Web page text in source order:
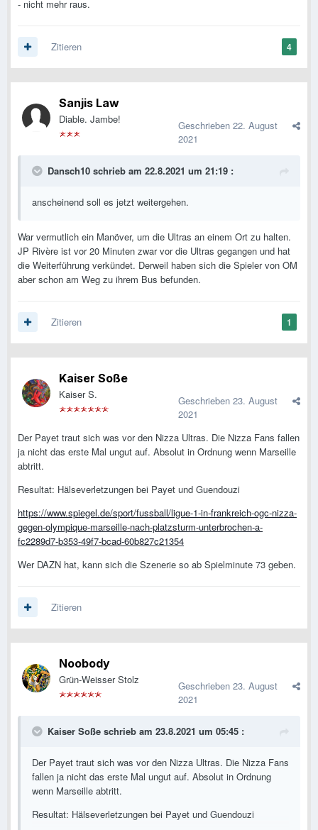
- nicht mehr raus.
4
Zitieren
Sanjis Law
Diable. Jambe! Geschrieben 22. August
2021
Dansch10 schrieb am 22.8.2021 um 21:19 :
anscheinend soll es jetzt weitergehen.
War vermutlich ein Manöver, um die Ultras an einem Ort zu halten.
JP Rivère ist vor 20 Minuten zwar vor die Ultras gegangen und hat
die Weiterführung verkündet. Derweil haben sich die Spieler von OM
aber schon am Weg zu ihrem Bus befunden.
1
Zitieren
Kaiser Soße
Kaiser S. Geschrieben 23. August
2021
Der Payet traut sich was vor den Nizza Ultras. Die Nizza Fans fallen
ja nicht das erste Mal ungut auf. Absolut in Ordnung wenn Marseille
abtritt.
Resultat: Hälseverletzungen bei Payet und Guendouzi
https://www.spiegel.de/sport/fussball/ligue-1-in-frankreich-ogc-nizza-
gegen-olympique-marseille-nach-platzsturm-unterbrochen-a-
fc2289d7-b353-49f7-bcad-60b827c21354
Wer DAZN hat, kann sich die Szenerie so ab Spielminute 73 geben.
Zitieren
Noobody
Grün-Weisser Stolz Geschrieben 23. August
2021
Kaiser Soße schrieb am 23.8.2021 um 05:45 :
Der Payet traut sich was vor den Nizza Ultras. Die Nizza Fans
fallen ja nicht das erste Mal ungut auf. Absolut in Ordnung
wenn Marseille abtritt.
Resultat: Hälseverletzungen bei Payet und Guendouzi